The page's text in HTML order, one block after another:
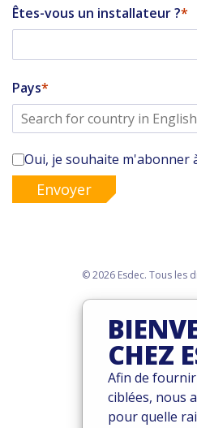
Êtes-vous un installateur ?
Pays
Oui, je souhaite m'abonner
Envoyer
© 2026 Esdec. Tous les
Termes et
Privacy
CHEZ
Afin de
ciblées, nous
pour quelle